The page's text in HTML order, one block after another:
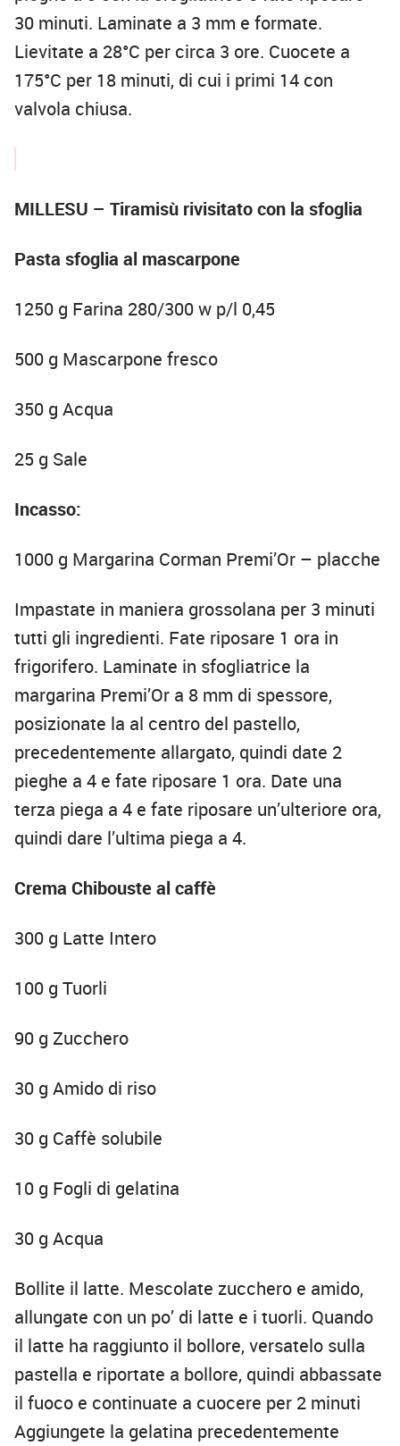
30 minuti. Laminate a 3 mm e formate.
Lievitate a 28°C per circa 3 ore. Cuocete a
175°C per 18 minuti, di cui i primi 14 con
valvola chiusa.
MILLESU – Tiramisù rivisitato con la sfoglia
Pasta sfoglia al mascarpone
1250 g Farina 280/300 w p/l 0,45
500 g Mascarpone fresco
350 g Acqua
25 g Sale
Incasso:
1000 g Margarina Corman Premi’Or – placche
Impastate in maniera grossolana per 3 minuti
tutti gli ingredienti. Fate riposare 1 ora in
frigorifero. Laminate in sfogliatrice la
margarina Premi’Or a 8 mm di spessore,
posizionate la al centro del pastello,
precedentemente allargato, quindi date 2
pieghe a 4 e fate riposare 1 ora. Date una
terza piega a 4 e fate riposare un’ulteriore ora,
quindi dare l’ultima piega a 4.
Crema Chibouste al caffè
300 g Latte Intero
100 g Tuorli
90 g Zucchero
30 g Amido di riso
30 g Caffè solubile
10 g Fogli di gelatina
30 g Acqua
Bollite il latte. Mescolate zucchero e amido,
allungate con un po’ di latte e i tuorli. Quando
il latte ha raggiunto il bollore, versatelo sulla
pastella e riportate a bollore, quindi abbassate
il fuoco e continuate a cuocere per 2 minuti
Aggiungete la gelatina precedentemente